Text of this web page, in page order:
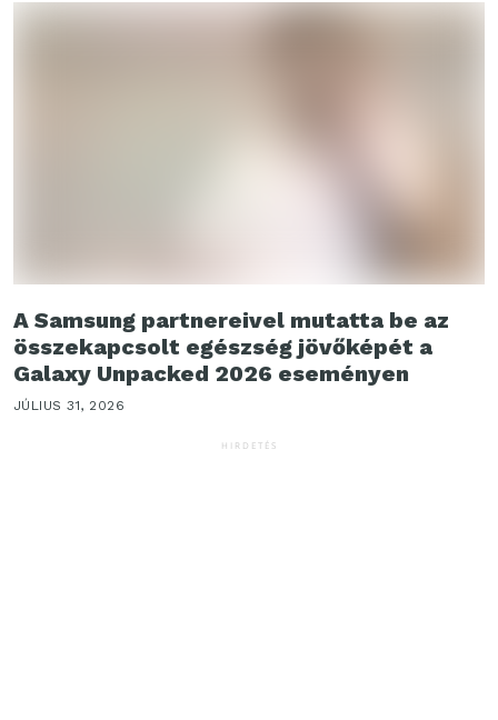
A Samsung partnereivel mutatta be az
összekapcsolt egészség jövőképét a
Galaxy Unpacked 2026 eseményen
JÚLIUS 31, 2026
HIRDETÉS